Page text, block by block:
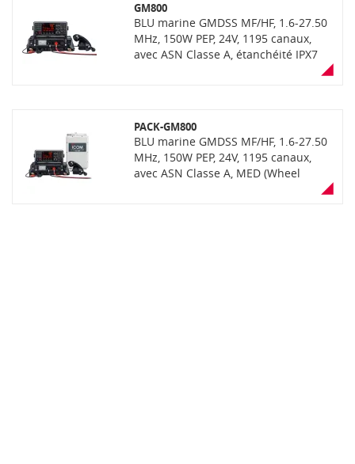
GM800
BLU marine GMDSS MF/HF, 1.6-27.50
MHz, 150W PEP, 24V, 1195 canaux,
avec ASN Classe A, étanchéité IPX7
de la face avant (immersion 30min à
PACK-GM800
BLU marine GMDSS MF/HF, 1.6-27.50
MHz, 150W PEP, 24V, 1195 canaux,
avec ASN Classe A, MED (Wheel